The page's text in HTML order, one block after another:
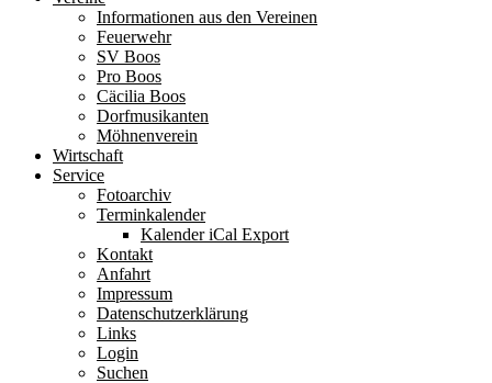
Informationen aus den Vereinen
Feuerwehr
SV Boos
Pro Boos
Cäcilia Boos
Dorfmusikanten
Möhnenverein
Wirtschaft
Service
Fotoarchiv
Terminkalender
Kalender iCal Export
Kontakt
Anfahrt
Impressum
Datenschutzerklärung
Links
Login
Suchen